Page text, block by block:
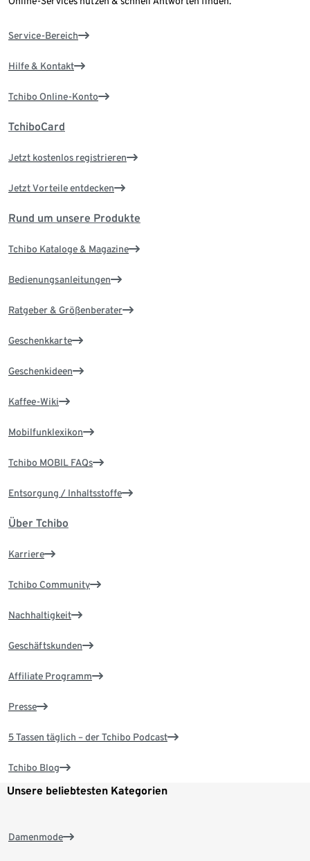
Service-Bereich
Hilfe & Kontakt
Tchibo Online-Konto
TchiboCard
Jetzt kostenlos registrieren
Jetzt Vorteile entdecken
Rund um unsere Produkte
Tchibo Kataloge & Magazine
Bedienungsanleitungen
Ratgeber & Größenberater
Geschenkkarte
Geschenkideen
Kaffee-Wiki
Mobilfunklexikon
Tchibo MOBIL FAQs
Entsorgung / Inhaltsstoffe
Über Tchibo
Karriere
Tchibo Community
Nachhaltigkeit
Geschäftskunden
Affiliate Programm
Presse
5 Tassen täglich – der Tchibo Podcast
Tchibo Blog
Unsere beliebtesten Kategorien
Damenmode